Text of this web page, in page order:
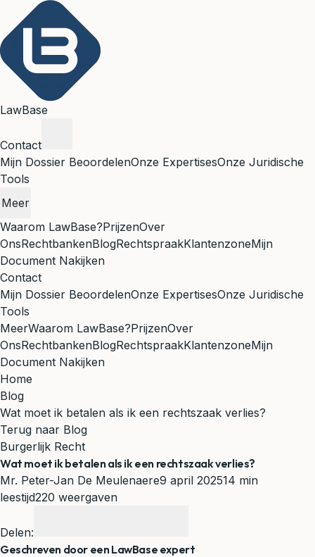
LawBase
Contact
Mijn Dossier BeoordelenOnze ExpertisesOnze Juridische
Tools
Meer
Waarom LawBase?PrijzenOver
OnsRechtbankenBlogRechtspraakKlantenzoneMijn
Document Nakijken
Contact
Mijn Dossier BeoordelenOnze ExpertisesOnze Juridische
Tools
MeerWaarom LawBase?PrijzenOver
OnsRechtbankenBlogRechtspraakKlantenzoneMijn
Document Nakijken
Home
Blog
Wat moet ik betalen als ik een rechtszaak verlies?
Terug naar Blog
Burgerlijk Recht
Wat moet ik betalen als ik een rechtszaak verlies?
Mr. Peter-Jan De Meulenaere9 april 202514 min
leestijd220 weergaven
Delen:
Geschreven door een LawBase expert